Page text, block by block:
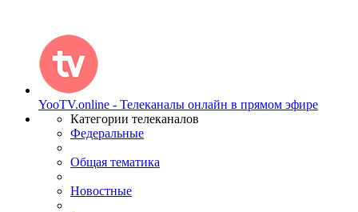
YooTV.online - Телеканалы онлайн в прямом эфире
Категории телеканалов
Федеральные
Общая тематика
Новостные